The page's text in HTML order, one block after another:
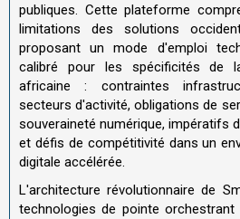
publiques. Cette plateforme
limitations des solutions
proposant un mode d'emploi
calibré pour les spécificités de
africaine : contraintes
secteurs d'activité, obligations de
souveraineté numérique, impératifs
et défis de compétitivité dans un
digitale accélérée.
L'architecture révolutionnaire de
technologies de pointe orchestrant